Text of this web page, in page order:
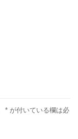
* が付いている欄は必